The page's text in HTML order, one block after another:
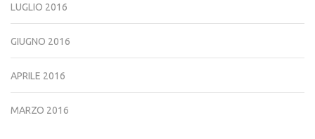
LUGLIO 2016
GIUGNO 2016
APRILE 2016
MARZO 2016